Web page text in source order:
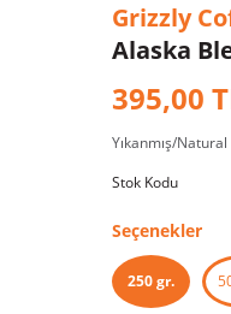
Grizzly
Alaska
395,00
Yıkanmış/Natural
Stok Kodu
Seçenekler
250 gr.